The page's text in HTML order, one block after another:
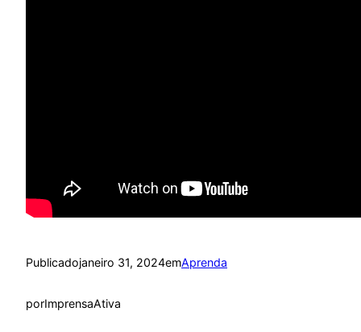
Publicadojaneiro 31, 2024emAprenda
porImprensaAtiva